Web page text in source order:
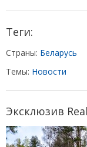
Теги:
Страны: Беларусь
Темы: Новости
Эксклюзив